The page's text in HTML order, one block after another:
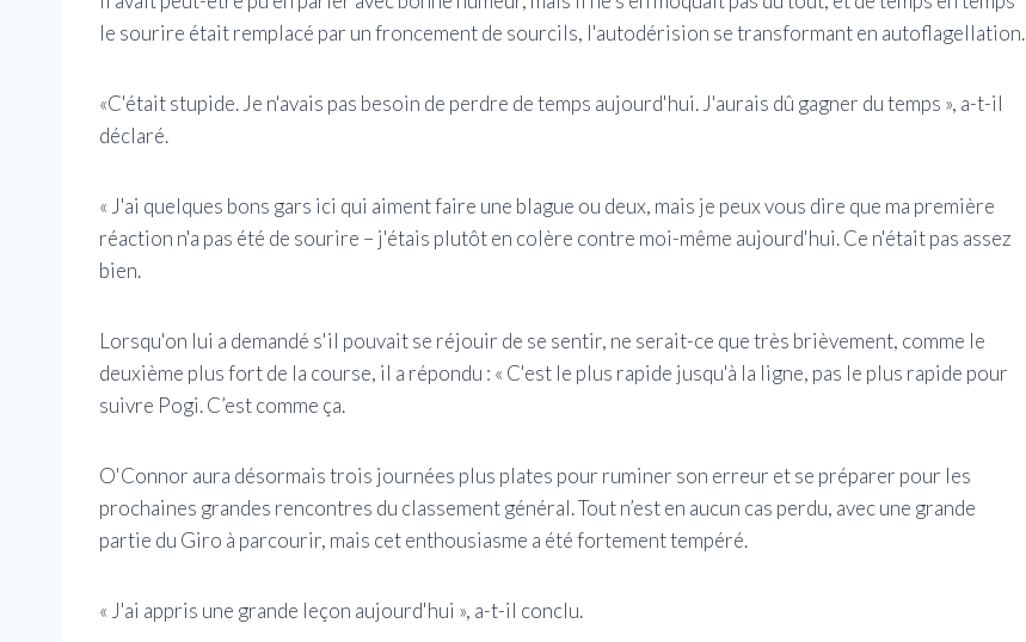
le sourire était remplacé par un froncement de sourcils, l'autodérision se transformant en autoflagellation.
«C'était stupide. Je n'avais pas besoin de perdre de temps aujourd'hui. J'aurais dû gagner du temps », a-t-il
déclaré.
« J'ai quelques bons gars ici qui aiment faire une blague ou deux, mais je peux vous dire que ma première
réaction n'a pas été de sourire – j'étais plutôt en colère contre moi-même aujourd'hui. Ce n'était pas assez
bien.
Lorsqu'on lui a demandé s'il pouvait se réjouir de se sentir, ne serait-ce que très brièvement, comme le
deuxième plus fort de la course, il a répondu : « C'est le plus rapide jusqu'à la ligne, pas le plus rapide pour
suivre Pogi. C’est comme ça.
O'Connor aura désormais trois journées plus plates pour ruminer son erreur et se préparer pour les
prochaines grandes rencontres du classement général. Tout n’est en aucun cas perdu, avec une grande
partie du Giro à parcourir, mais cet enthousiasme a été fortement tempéré.
« J'ai appris une grande leçon aujourd'hui », a-t-il conclu.